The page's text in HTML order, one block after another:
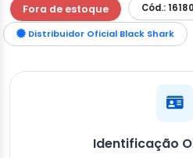
Fora de estoque Cód.:
Distribuidor Oficial Black Shark
Identificação